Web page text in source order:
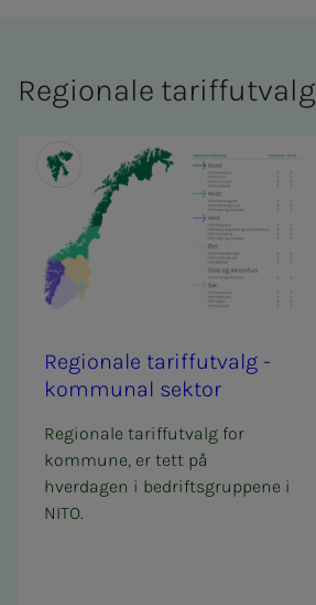
Re­­­gio­­­na­­­le ta­riff­ut­valg
Re­­­gio­­­na­­­le ta­riff­ut­valg -
kom­­­mu­­­nal sek­tor
Regionale tariffutvalg for
kommune, er tett på
hverdagen i bedriftsgruppene i
NITO.